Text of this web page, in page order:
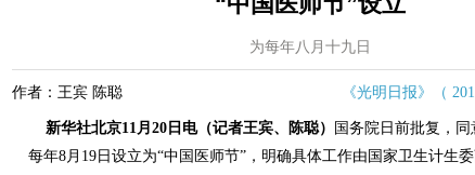
为每年八月十九日
作者：王宾 陈聪 《光明日报》（
新华社北京11月20日电（记者王宾、陈聪）
国务院日前批复，同
每年8月19日设立为“中国医师节”，明确具体工作由国家卫生计生